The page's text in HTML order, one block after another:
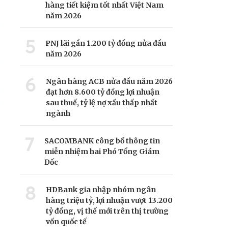
hàng tiết kiệm tốt nhất Việt Nam
năm 2026
5
PNJ lãi gần 1.200 tỷ đồng nửa đầu
năm 2026
6
Ngân hàng ACB nửa đầu năm 2026
đạt hơn 8.600 tỷ đồng lợi nhuận
sau thuế, tỷ lệ nợ xấu thấp nhất
ngành
7
SACOMBANK công bố thông tin
miễn nhiệm hai Phó Tổng Giám
Đốc
8
HDBank gia nhập nhóm ngân
hàng triệu tỷ, lợi nhuận vượt 13.200
tỷ đồng, vị thế mới trên thị trường
vốn quốc tế